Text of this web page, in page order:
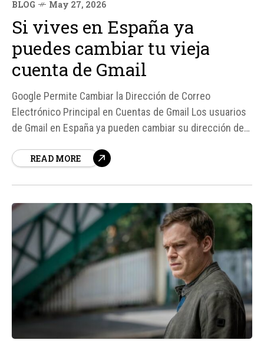
BLOG May 27, 2026
Si vives en España ya
puedes cambiar tu vieja
cuenta de Gmail
Google Permite Cambiar la Dirección de Correo
Electrónico Principal en Cuentas de Gmail Los usuarios
de Gmail en España ya pueden cambiar su dirección de
cuenta nueva, según Google. Esta función, que ha
READ MORE